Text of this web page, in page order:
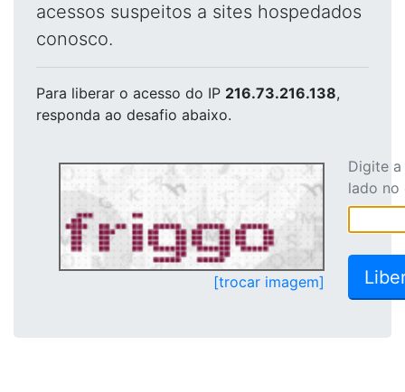
acessos suspeitos a sites hospedados
conosco.
Para liberar o acesso do IP 216.73.216.138,
responda ao desafio abaixo.
[trocar imagem]
Digite
lado no